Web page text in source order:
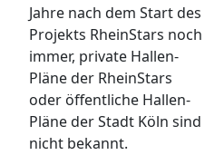
Jahre nach dem Start des
Projekts RheinStars noch
immer, private Hallen-
Pläne der RheinStars
oder öffentliche Hallen-
Pläne der Stadt Köln sind
nicht bekannt.